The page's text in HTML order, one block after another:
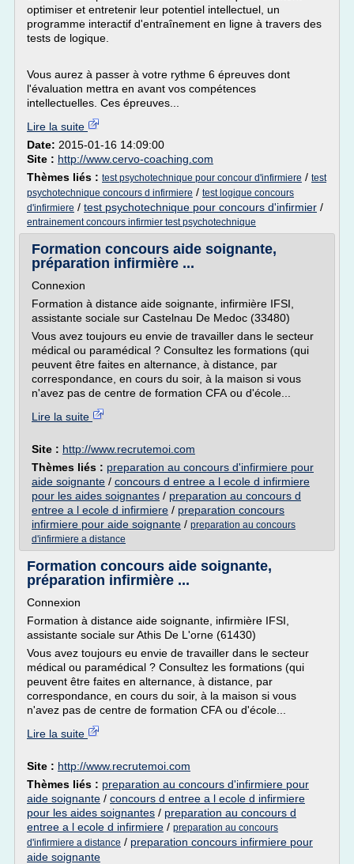
optimiser et entretenir leur potentiel intellectuel, un
programme interactif d'entraînement en ligne à travers des
tests de logique.
Vous aurez à passer à votre rythme 6 épreuves dont
l'évaluation mettra en avant vos compétences
intellectuelles. Ces épreuves...
Lire la suite
Date: 2015-01-16 14:09:00
Site : http://www.cervo-coaching.com
Thèmes liés : test psychotechnique pour concour d'infirmiere / test
psychotechnique concours d infirmiere / test logique concours
d'infirmiere / test psychotechnique pour concours d'infirmier /
entrainement concours infirmier test psychotechnique
Formation concours aide soignante,
préparation infirmière ...
Connexion
Formation à distance aide soignante, infirmière IFSI,
assistante sociale sur Castelnau De Medoc (33480)
Vous avez toujours eu envie de travailler dans le secteur
médical ou paramédical ? Consultez les formations (qui
peuvent être faites en alternance, à distance, par
correspondance, en cours du soir, à la maison si vous
n'avez pas de centre de formation CFA ou d'école...
Lire la suite
Site : http://www.recrutemoi.com
Thèmes liés : preparation au concours d'infirmiere pour
aide soignante / concours d entree a l ecole d infirmiere
pour les aides soignantes / preparation au concours d
entree a l ecole d infirmiere / preparation concours
infirmiere pour aide soignante / preparation au concours
d'infirmiere a distance
Formation concours aide soignante,
préparation infirmière ...
Connexion
Formation à distance aide soignante, infirmière IFSI,
assistante sociale sur Athis De L'orne (61430)
Vous avez toujours eu envie de travailler dans le secteur
médical ou paramédical ? Consultez les formations (qui
peuvent être faites en alternance, à distance, par
correspondance, en cours du soir, à la maison si vous
n'avez pas de centre de formation CFA ou d'école...
Lire la suite
Site : http://www.recrutemoi.com
Thèmes liés : preparation au concours d'infirmiere pour
aide soignante / concours d entree a l ecole d infirmiere
pour les aides soignantes / preparation au concours d
entree a l ecole d infirmiere / preparation au concours
d'infirmiere a distance / preparation concours infirmiere pour
aide soignante